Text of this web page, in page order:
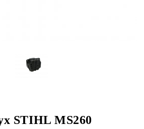
STIHL MS260